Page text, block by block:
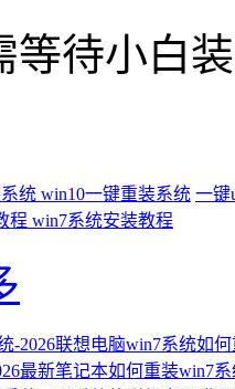
等待小白
统 win10一键重装系统 一键
程 win7系统安装教程
-2026联想电脑win7系统如
最新笔记本如何重装win7